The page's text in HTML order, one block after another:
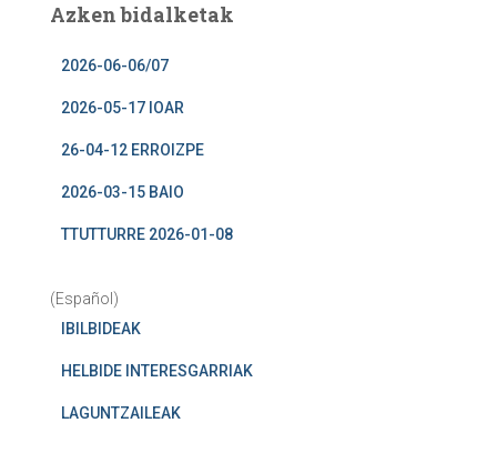
Azken bidalketak
2026-06-06/07
2026-05-17 IOAR
26-04-12 ERROIZPE
2026-03-15 BAIO
TTUTTURRE 2026-01-08
(Español)
IBILBIDEAK
HELBIDE INTERESGARRIAK
LAGUNTZAILEAK